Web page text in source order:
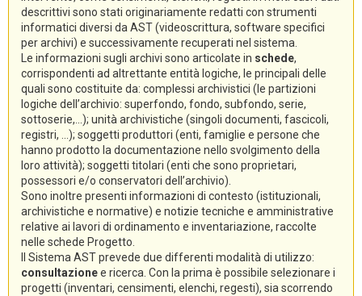
descrittivi sono stati originariamente redatti con strumenti
informatici diversi da AST (videoscrittura, software specifici
per archivi) e successivamente recuperati nel sistema.
Le informazioni sugli archivi sono articolate in schede,
corrispondenti ad altrettante entità logiche, le principali delle
quali sono costituite da: complessi archivistici (le partizioni
logiche dell’archivio: superfondo, fondo, subfondo, serie,
sottoserie,...); unità archivistiche (singoli documenti, fascicoli,
registri, ...); soggetti produttori (enti, famiglie e persone che
hanno prodotto la documentazione nello svolgimento della
loro attività); soggetti titolari (enti che sono proprietari,
possessori e/o conservatori dell’archivio).
Sono inoltre presenti informazioni di contesto (istituzionali,
archivistiche e normative) e notizie tecniche e amministrative
relative ai lavori di ordinamento e inventariazione, raccolte
nelle schede Progetto.
Il Sistema AST prevede due differenti modalità di utilizzo:
consultazionee ricerca. Con la prima è possibile selezionare i
progetti (inventari, censimenti, elenchi, regesti), sia scorrendo